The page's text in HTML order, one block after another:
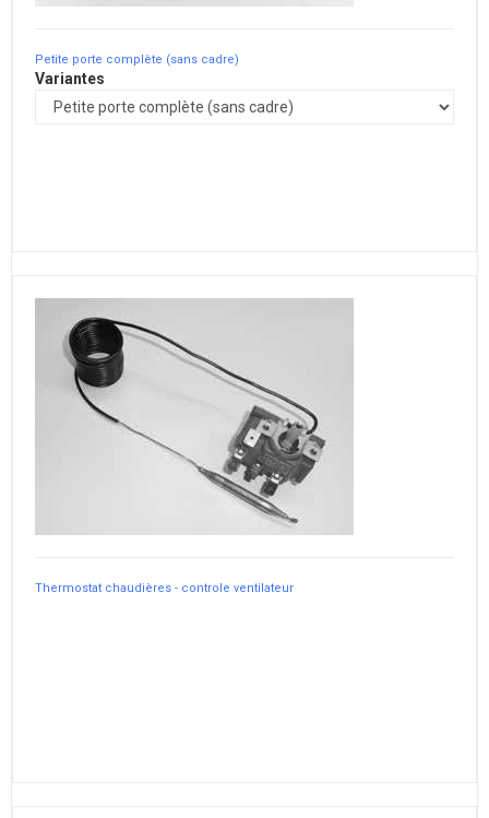
Petite porte complète (sans cadre)
Variantes
Thermostat chaudières - controle ventilateur